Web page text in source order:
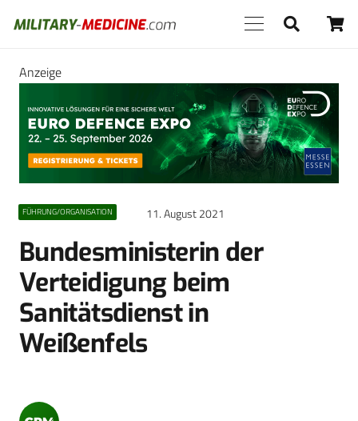
Anzeige
FÜHRUNG/ORGANISATION 11. August 2021
Bundesministerin der
Verteidigung beim
Sanitätsdienst in
Weißenfels